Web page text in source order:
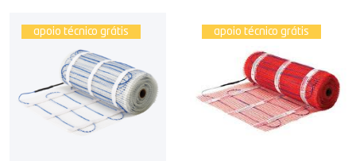
apoio técnico grátis apoio técnico grátis